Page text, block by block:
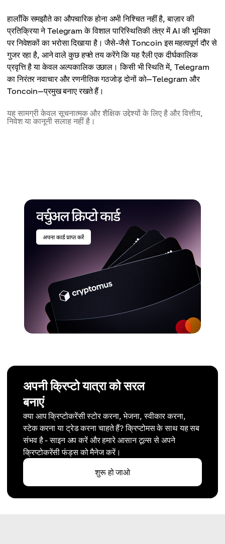
हालाँकि समझौते का औपचारिक होना अभी निश्चित नहीं है, बाज़ार की
प्रतिक्रिया ने Telegram के विशाल पारिस्थितिकी तंत्र में AI की भूमिका
पर निवेशकों का भरोसा दिखाया है। जैसे-जैसे Toncoin इस महत्वपूर्ण दौर से
गुजर रहा है, आने वाले कुछ हफ्ते तय करेंगे कि यह रैली एक दीर्घकालिक
प्रवृत्ति है या केवल अल्पकालिक उछाल। किसी भी स्थिति में, Telegram
का निरंतर नवाचार और रणनीतिक गठजोड़ दोनों को—Telegram और
Toncoin—प्रमुख बनाए रखते हैं।
यह सामग्री केवल सूचनात्मक और शैक्षिक उद्देश्यों के लिए है और वित्तीय,
निवेश या कानूनी सलाह नहीं है।
अपनी क्रिप्टो यात्रा को सरल
बनाएं
क्या आप क्रिप्टोकरेंसी स्टोर करना, भेजना, स्वीकार करना,
स्टेक करना या ट्रेड करना चाहते हैं? क्रिप्टोमस के साथ यह सब
संभव है - साइन अप करें और हमारे आसान टूल्स से अपने
क्रिप्टोकरेंसी फंड्स को मैनेज करें।
शुरू हो जाओ